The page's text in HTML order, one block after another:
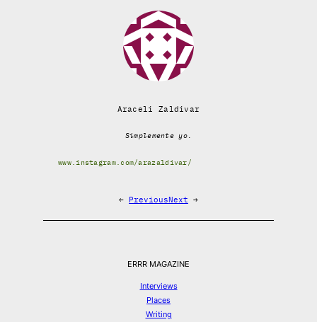
Araceli Zaldivar
Simplemente yo.
www.instagram.com/arazaldivar/
← PreviousNext →
ERRR MAGAZINE
Interviews
Places
Writing